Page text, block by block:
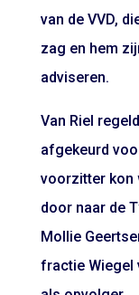
van de VVD,
zag en hem
adviseren.
Van Riel
afgekeurd
voorzitter kon
door naar de
Mollie
fractie Wiegel